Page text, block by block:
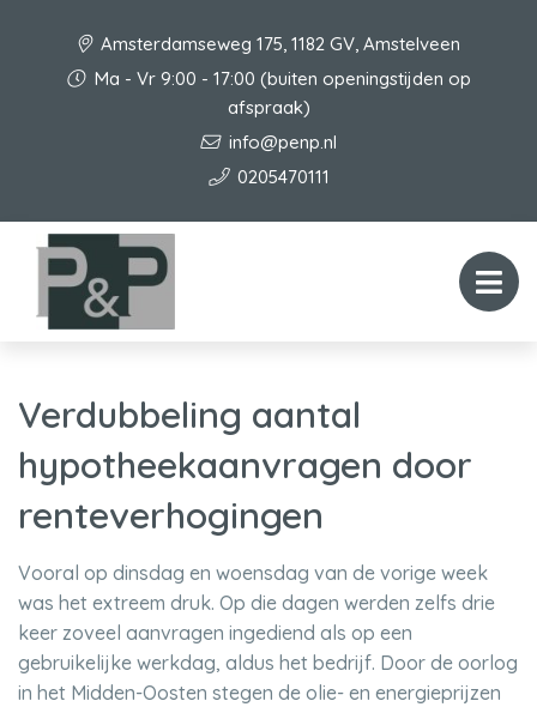
Amsterdamseweg 175, 1182 GV, Amstelveen
Ma - Vr 9:00 - 17:00 (buiten openingstijden op
afspraak)
info@penp.nl
0205470111
Verdubbeling aantal
hypotheekaanvragen door
renteverhogingen
Vooral op dinsdag en woensdag van de vorige week
was het extreem druk. Op die dagen werden zelfs drie
keer zoveel aanvragen ingediend als op een
gebruikelijke werkdag, aldus het bedrijf. Door de oorlog
in het Midden-Oosten stegen de olie- en energieprijzen